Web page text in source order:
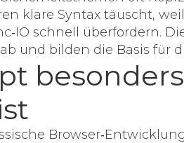
klare Syntax täuscht,
schnell überfordern.
und bilden die Basis für
besonders